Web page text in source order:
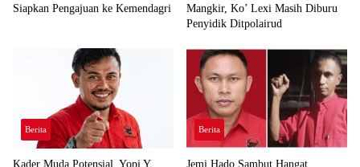
Siapkan Pengajuan ke Kemendagri
Mangkir, Ko’ Lexi Masih Diburu
Penyidik Ditpolairud
Berita
Kader Muda Potensial, Yopi Y.
Berita
Jemi Hado Sambut Hangat